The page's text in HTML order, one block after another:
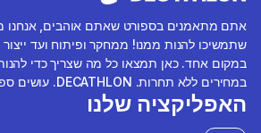
אתם מתאמנים בספורט שאתם אוהבים, אנחנו
שתמשיכו להנות ממנו! ממחקר ופיתוח ועד ייצור
במקום אחד. כאן תמצאו כל מה שצריך כדי
במחירים ללא תחרות. DECATHLON. עושים ספורט יחד!
האפליקציה שלנו